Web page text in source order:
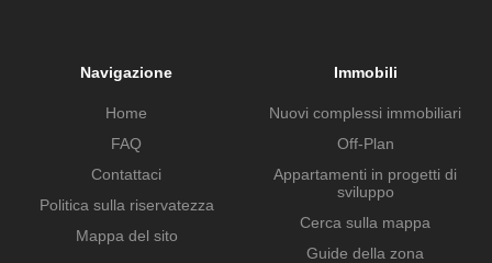
Navigazione
Home
FAQ
Contattaci
Politica sulla riservatezza
Mappa del sito
Immobili
Nuovi complessi immobiliari
Off-Plan
Appartamenti in progetti di
sviluppo
Cerca sulla mappa
Guide della zona